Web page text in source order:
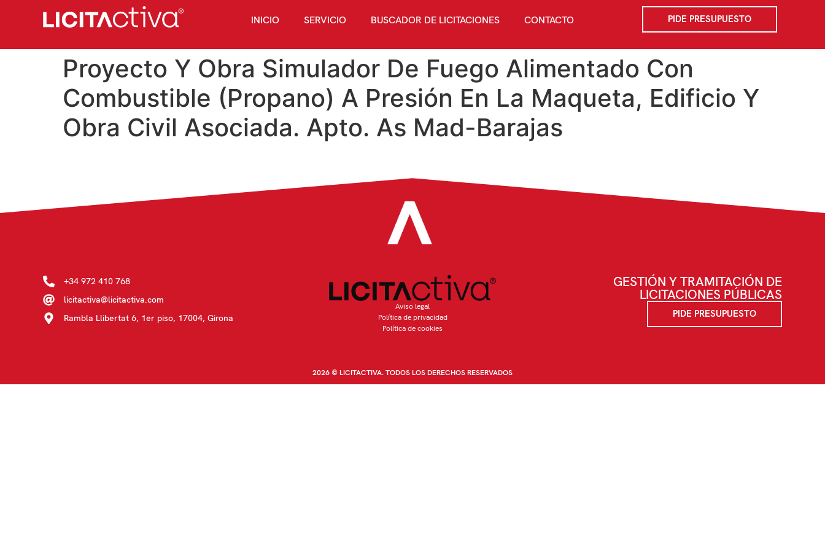
INICIO SERVICIO BUSCADOR DE LICITACIONES CONTACTO PIDE PRESUPUESTO
Proyecto Y Obra Simulador De Fuego Alimentado Con
Combustible (Propano) A Presión En La Maqueta, Edificio Y
Obra Civil Asociada. Apto. As Mad-Barajas
+34 972 410 768
licitactiva@licitactiva.com
Rambla Llibertat 6, 1er piso, 17004, Girona
Aviso legal
Política de privacidad
Política de cookies
GESTIÓN Y TRAMITACIÓN DE
LICITACIONES PÚBLICAS
PIDE PRESUPUESTO
2026 © LICITACTIVA. TODOS LOS DERECHOS RESERVADOS